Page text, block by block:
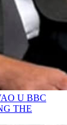
U BBC
THE